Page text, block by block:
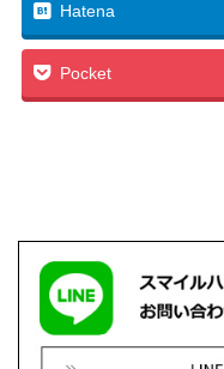
Hatena
Pocket